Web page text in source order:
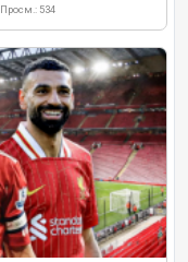
534